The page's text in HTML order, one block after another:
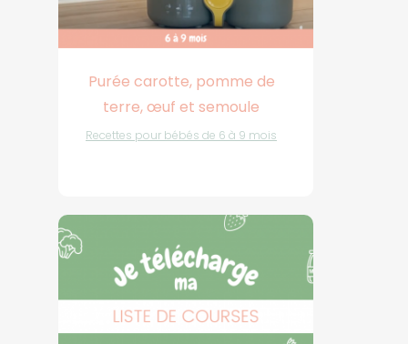
Purée carotte, pomme de
terre, œuf et semoule
Recettes pour bébés de 6 à 9 mois